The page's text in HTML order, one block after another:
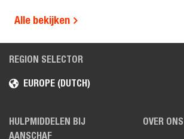
Alle bekijken
REGION SELECTOR
EUROPE (DUTCH)
HULPMIDDELEN BIJ
AANSCHAF
OVER ONS